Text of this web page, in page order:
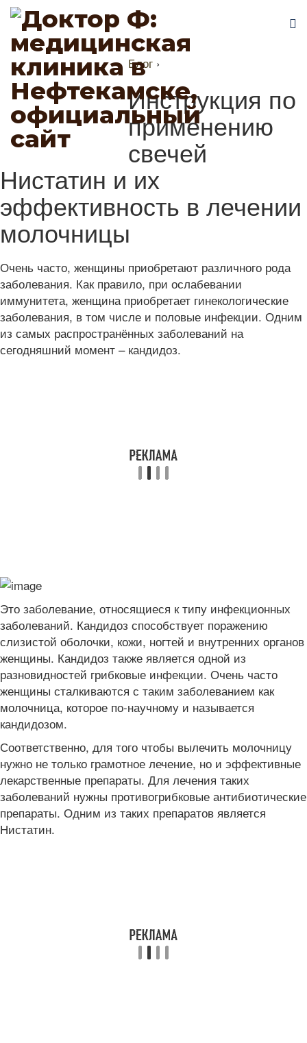
Блог ›
Инструкция по
применению
свечей
Нистатин и их
эффективность в лечении
молочницы
Очень часто, женщины приобретают различного рода
заболевания. Как правило, при ослабевании
иммунитета, женщина приобретает гинекологические
заболевания, в том числе и половые инфекции. Одним
из самых распространённых заболеваний на
сегодняшний момент – кандидоз.
Это заболевание, относящиеся к типу инфекционных
заболеваний. Кандидоз способствует поражению
слизистой оболочки, кожи, ногтей и внутренних органов
женщины. Кандидоз также является одной из
разновидностей грибковые инфекции. Очень часто
женщины сталкиваются с таким заболеванием как
молочница, которое по-научному и называется
кандидозом.
Соответственно, для того чтобы вылечить молочницу
нужно не только грамотное лечение, но и эффективные
лекарственные препараты. Для лечения таких
заболеваний нужны противогрибковые антибиотические
препараты. Одним из таких препаратов является
Нистатин.